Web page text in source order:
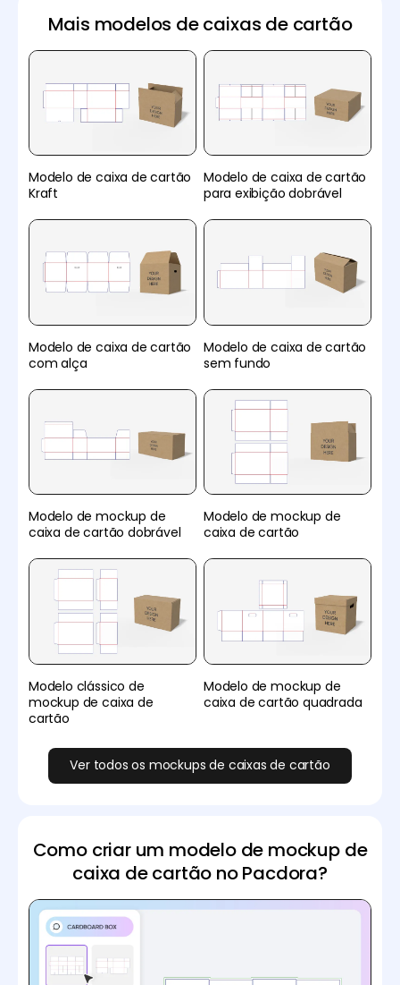
Mais modelos de caixas de cartão
Modelo de caixa de cartão
Kraft
Modelo de caixa de cartão
para exibição dobrável
Modelo de caixa de cartão
com alça
Modelo de caixa de cartão
sem fundo
Modelo de mockup de
caixa de cartão dobrável
Modelo de mockup de
caixa de cartão
Modelo clássico de
mockup de caixa de
cartão
Modelo de mockup de
caixa de cartão quadrada
Ver todos os mockups de caixas de cartão
Como criar um modelo de mockup de
caixa de cartão no Pacdora?